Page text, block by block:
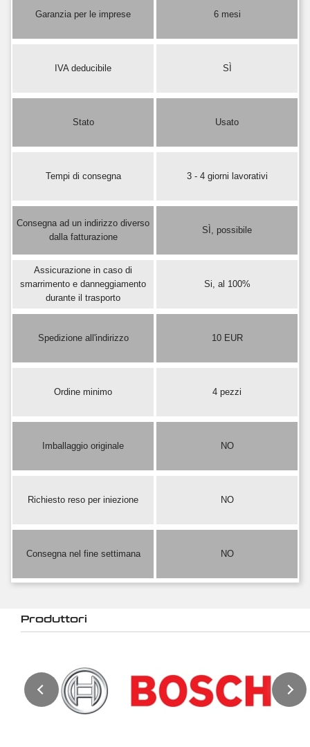
Garanzia per le imprese 6 mesi
IVA deducibile SÌ
Stato Usato
Tempi di consegna 3 - 4 giorni lavorativi
Consegna ad un indirizzo diverso
dalla fatturazione
SÌ, possibile
Assicurazione in caso di
smarrimento e danneggiamento
durante il trasporto
Si, al 100%
Spedizione all'indirizzo 10 EUR
Ordine minimo 4 pezzi
Imballaggio originale NO
Richiesto reso per iniezione NO
Consegna nel fine settimana NO
Produttori